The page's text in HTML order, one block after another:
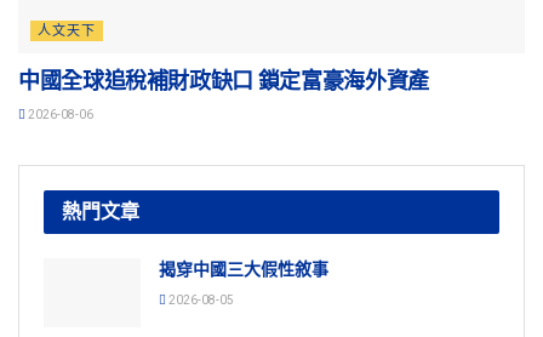
人文天下
中國全球追稅補財政缺口 鎖定富豪海外資產
2026-08-06
熱門文章
揭穿中國三大假性敘事
2026-08-05